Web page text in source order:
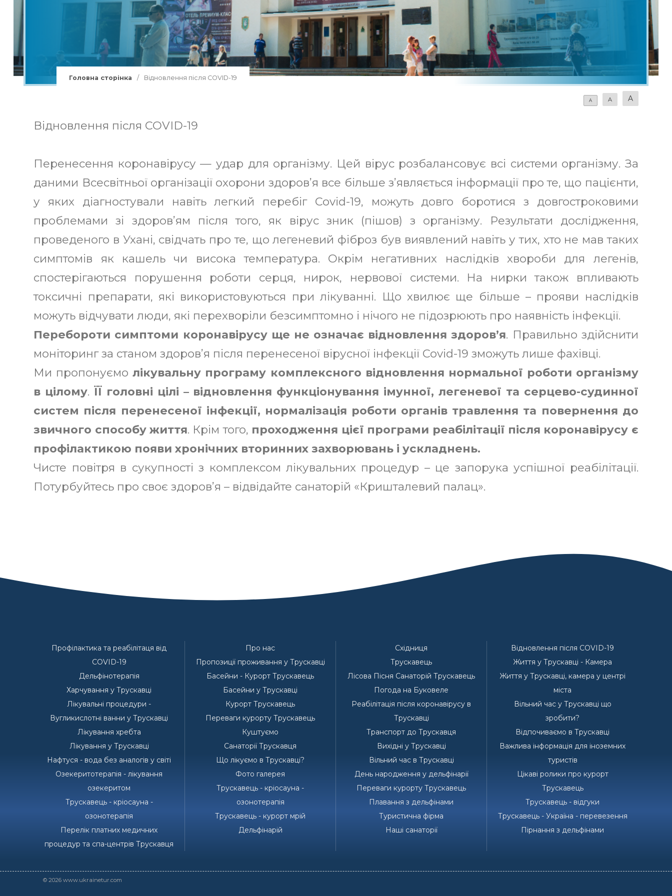
Витяги Буковель
Сноуборд Буковель
Лижні траси Буковель
Свята в Буковелі
Вікенд для двох в Буковелі
Наші екскурсії Буковель
Куліг в Буковелі
Родельбан Speed Fun Буковель
Озеро молодості Буковель
Верхова їзда Буковель
Скеледром Буковель
Головна сторінка / Відновлення після COVID-19
A A A
Відновлення після COVID-19
Перенесення коронавірусу — удар для організму. Цей вірус розбалансовує всі системи організму. За
даними Всесвітньої організації охорони здоров’я все більше з’являється інформації про те, що пацієнти,
у яких діагностували навіть легкий перебіг Covid-19, можуть довго боротися з довгостроковими
проблемами зі здоров’ям після того, як вірус зник (пішов) з організму. Результати дослідження,
проведеного в Ухані, свідчать про те, що легеневий фіброз був виявлений навіть у тих, хто не мав таких
симптомів як кашель чи висока температура. Окрім негативних наслідків хвороби для легенів,
спостерігаються порушення роботи серця, нирок, нервової системи. На нирки також впливають
токсичні препарати, які використовуються при лікуванні. Що хвилює ще більше – прояви наслідків
можуть відчувати люди, які перехворіли безсимптомно і нічого не підозрюють про наявність інфекції.
Перебороти симптоми коронавірусу ще не означає відновлення здоров’я. Правильно здійснити
моніторинг за станом здоров’я після перенесеної вірусної інфекції Covid-19 зможуть лише фахівці.
Ми пропонуємолікувальну програму комплексного відновлення нормальної роботи організму
в цілому. ЇЇ головні цілі – відновлення функціонування імунної, легеневої та серцево-судинної
систем після перенесеної інфекції, нормалізація роботи органів травлення та повернення до
звичного способу життя. Крім того, проходження цієї програми реабілітації після коронавірусу є
профілактикою появи хронічних вторинних захворювань і ускладнень.
Чисте повітря в сукупності з комплексом лікувальних процедур – це запорука успішної реабілітації.
Потурбуйтесь про своє здоров’я – відвідайте санаторій «Кришталевий палац».
Профілактика та реабілітаця від
COVID-19
Дельфінотерапія
Харчування у Трускавці
Лікувальні процедури -
Вугликислотні ванни у Трускавці
Лікування хребта
Лікування у Трускавці
Нафтуся - вода без аналогів у світі
Озекеритотерапія - лікування
озекеритом
Трускавець - кріосауна -
озонотерапія
Перелік платних медичних
процедур та спа-центрів Трускавця
Про нас
Пропозиції проживання у Трускавці
Басейни - Курорт Трускавець
Басейни у Трускавці
Курорт Трускавець
Переваги курорту Трускавець
Куштуємо
Санаторії Трускавця
Що лікуємо в Трускавці?
Фото галерея
Трускавець - кріосауна -
озонотерапія
Трускавець - курорт мрій
Дельфінарій
Східниця
Трускавець
Лісова Пісня Санаторій Трускавець
Погода на Буковеле
Реабілітація після коронавірусу в
Трускавці
Транспорт до Трускавця
Вихідні у Трускавці
Вільний час в Трускавці
День народження у дельфінарії
Переваги курорту Трускавець
Плавання з дельфінами
Туристична фірма
Наші санаторії
Відновлення після COVID-19
Життя у Трускавці - Камера
Життя у Трускавці, камера у центрі
міста
Вільний час у Трускавці що
зробити?
Відпочиваємо в Трускавці
Важлива інформація для іноземних
туристів
Цікаві ролики про курорт
Трускавець
Трускавець - відгуки
Трускавець - Україна - перевезення
Пірнання з дельфінами
© 2026 www.ukrainetur.com